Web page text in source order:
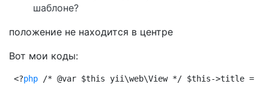
шаблоне?
положение не находится в центре
Вот мои коды:
<?php /* @var $this yii\web\View */ $this->title =